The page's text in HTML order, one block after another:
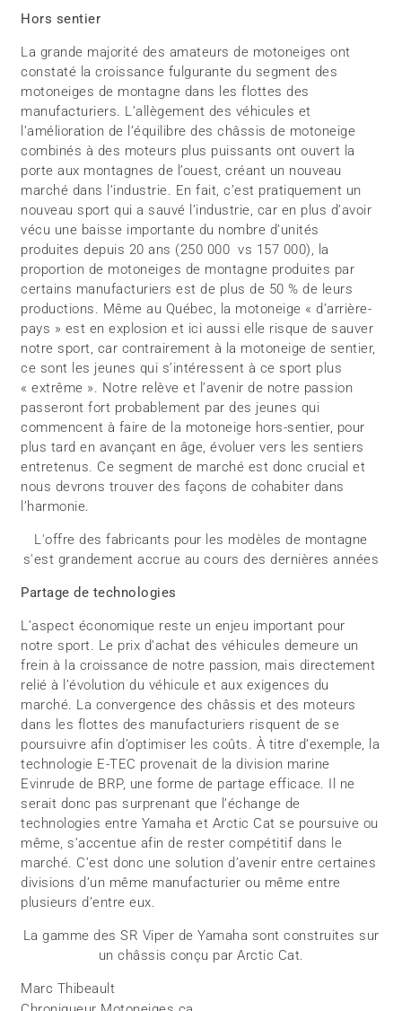
Hors sentier
La grande majorité des amateurs de motoneiges ont
constaté la croissance fulgurante du segment des
motoneiges de montagne dans les flottes des
manufacturiers. L’allègement des véhicules et
l’amélioration de l’équilibre des châssis de motoneige
combinés à des moteurs plus puissants ont ouvert la
porte aux montagnes de l’ouest, créant un nouveau
marché dans l’industrie. En fait, c’est pratiquement un
nouveau sport qui a sauvé l’industrie, car en plus d’avoir
vécu une baisse importante du nombre d’unités
produites depuis 20 ans (250 000 vs 157 000), la
proportion de motoneiges de montagne produites par
certains manufacturiers est de plus de 50 % de leurs
productions. Même au Québec, la motoneige « d’arrière-
pays » est en explosion et ici aussi elle risque de sauver
notre sport, car contrairement à la motoneige de sentier,
ce sont les jeunes qui s’intéressent à ce sport plus
« extrême ». Notre relève et l’avenir de notre passion
passeront fort probablement par des jeunes qui
commencent à faire de la motoneige hors-sentier, pour
plus tard en avançant en âge, évoluer vers les sentiers
entretenus. Ce segment de marché est donc crucial et
nous devrons trouver des façons de cohabiter dans
l’harmonie.
L'offre des fabricants pour les modèles de montagne
s'est grandement accrue au cours des dernières années
Partage de technologies
L’aspect économique reste un enjeu important pour
notre sport. Le prix d’achat des véhicules demeure un
frein à la croissance de notre passion, mais directement
relié à l’évolution du véhicule et aux exigences du
marché. La convergence des châssis et des moteurs
dans les flottes des manufacturiers risquent de se
poursuivre afin d’optimiser les coûts. À titre d’exemple, la
technologie E-TEC provenait de la division marine
Evinrude de BRP, une forme de partage efficace. Il ne
serait donc pas surprenant que l’échange de
technologies entre Yamaha et Arctic Cat se poursuive ou
même, s’accentue afin de rester compétitif dans le
marché. C’est donc une solution d’avenir entre certaines
divisions d’un même manufacturier ou même entre
plusieurs d’entre eux.
La gamme des SR Viper de Yamaha sont construites sur
un châssis conçu par Arctic Cat.
Marc Thibeault